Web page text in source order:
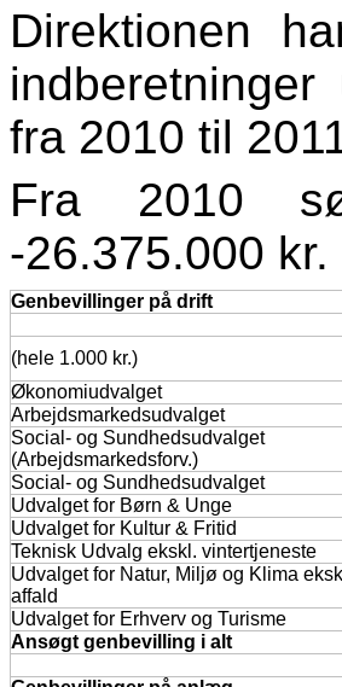
Direktionen
fra 2010 til
Fra 2010
-26.375.000
Genbevillinger på drift
(hele 1.000 kr.)
Økonomiudvalget
Arbejdsmarkedsudvalget
Social- og Sundhedsudvalget
(Arbejdsmarkedsforv.)
Social- og Sundhedsudvalget
Udvalget for Børn & Unge
Udvalget for Kultur & Fritid
Teknisk Udvalg ekskl. vintertjeneste
Udvalget for Natur, Miljø og Klima
affald
Udvalget for Erhverv og Turisme
Ansøgt genbevilling i alt